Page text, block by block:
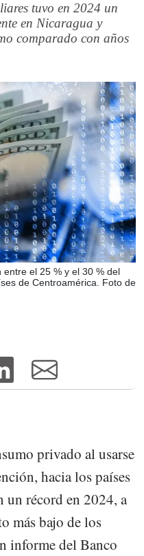
tuvo en 2024 un
en Nicaragua y
comparado con años
el 25 % y el 30 % del
de Centroamérica. Foto de
privado al usarse
hacia los países
un récord en 2024, a
más bajo de los
informe del Banco